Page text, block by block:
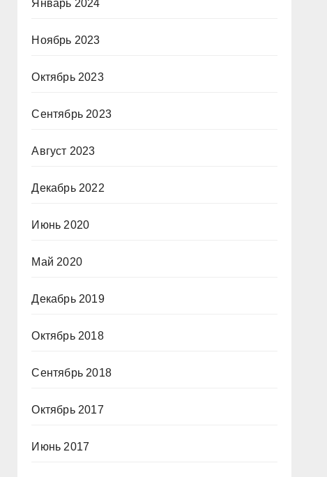
Январь 2024
Ноябрь 2023
Октябрь 2023
Сентябрь 2023
Август 2023
Декабрь 2022
Июнь 2020
Май 2020
Декабрь 2019
Октябрь 2018
Сентябрь 2018
Октябрь 2017
Июнь 2017